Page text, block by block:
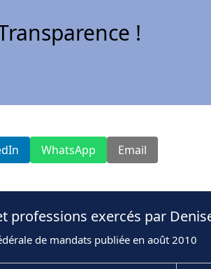
!
WhatsApp Email
professions exercés par
de mandats publiée en août 2010